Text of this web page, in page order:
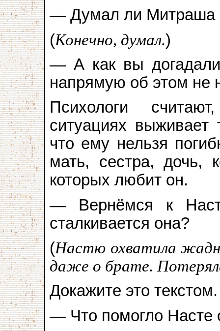
— Думал ли Митраша
(Конечно, думал.)
— А как вы
напрямую об этом не
Психологи
ситуациях выживает
что ему нельзя
мать, сестра, дочь,
которых любит он.
— Вернёмся к
сталкивается она?
(Настю охватила
даже о брате.
Докажите это текстом.
— Что помогло Насте